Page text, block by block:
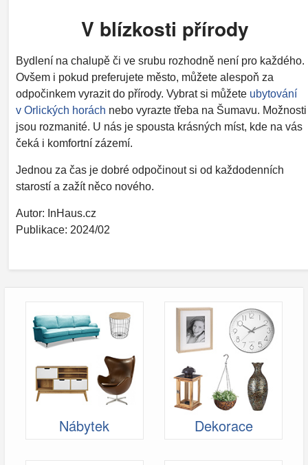
V blízkosti přírody
Bydlení na chalupě či ve srubu rozhodně není pro každého.
Ovšem i pokud preferujete město, můžete alespoň za
odpočinkem vyrazit do přírody. Vybrat si můžete ubytování
v Orlických horách nebo vyrazte třeba na Šumavu. Možnosti
jsou rozmanité. U nás je spousta krásných míst, kde na vás
čeká i komfortní zázemí.
Jednou za čas je dobré odpočinout si od každodenních
starostí a zažít něco nového.
Autor: InHaus.cz
Publikace: 2024/02
Nábytek Dekorace